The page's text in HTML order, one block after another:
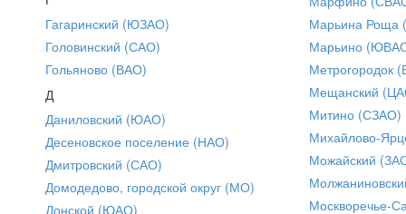
Гагаринский (ЮЗАО)
Головинский (САО)
Гольяново (ВАО)
Д
Даниловский (ЮАО)
Десеновское поселение (НАО)
Дмитровский (САО)
Домодедово, городской округ (МО)
Донской (ЮАО)
Марьина Роща
Марьино
Метрогородок
Мещанский
Митино (СЗАО)
Михайлово-
Можайский
Москворечье-